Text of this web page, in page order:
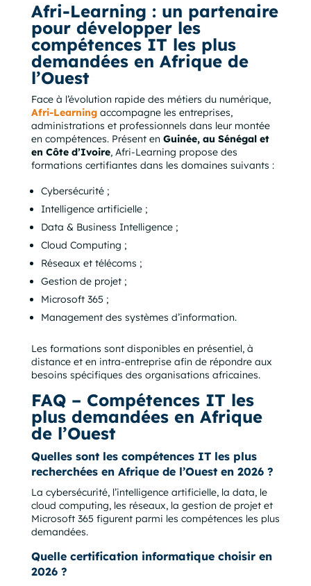
Afri-Learning : un partenaire
pour développer les
compétences IT les plus
demandées en Afrique de
l’Ouest
Face à l’évolution rapide des métiers du numérique,
Afri-Learningaccompagne les entreprises,
administrations et professionnels dans leur montée
en compétences. Présent en Guinée, au Sénégal et
en Côte d’Ivoire, Afri-Learning propose des
formations certifiantes dans les domaines suivants :
Cybersécurité ;
Intelligence artificielle ;
Data & Business Intelligence ;
Cloud Computing ;
Réseaux et télécoms ;
Gestion de projet ;
Microsoft 365 ;
Management des systèmes d’information.
Les formations sont disponibles en présentiel, à
distance et en intra-entreprise afin de répondre aux
besoins spécifiques des organisations africaines.
FAQ – Compétences IT les
plus demandées en Afrique
de l’Ouest
Quelles sont les compétences IT les plus
recherchées en Afrique de l’Ouest en 2026 ?
La cybersécurité, l’intelligence artificielle, la data, le
cloud computing, les réseaux, la gestion de projet et
Microsoft 365 figurent parmi les compétences les plus
demandées.
Quelle certification informatique choisir en
2026 ?